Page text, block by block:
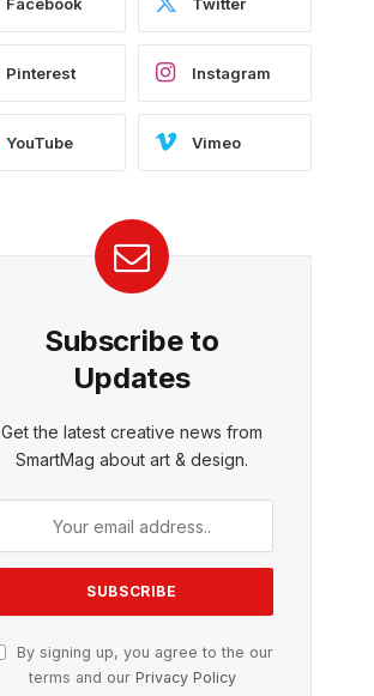
Pinterest Instagram
YouTube Vimeo
Subscribe to
Updates
Get the latest creative news from
SmartMag about art & design.
By signing up, you agree to the our
terms and our Privacy Policy